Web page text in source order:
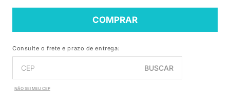
COMPRAR
Consulte o frete e prazo de entrega:
BUSCAR
NÃO SEI MEU CEP